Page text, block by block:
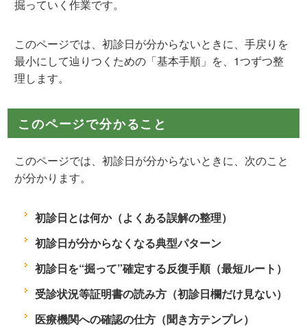
掘っていく作業です。
このページでは、初診日が分からないときに、手戻りを
最小にして辿りつくための「基本手順」を、1つずつ整
理します。
このページで分かること
このページでは、初診日が分からないときに、次のこと
が分かります。
初診日とは何か（よくある誤解の整理）
初診日が分からなくなる典型パターン
初診日を“掘って”確定する反復手順（最短ルート）
受診状況等証明書の読み方（初診日欄だけ見ない）
医療機関への確認の仕方（聞き方テンプレ）